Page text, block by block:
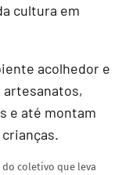
cultura em
acolhedor e
artesanatos,
e até montam
do coletivo que leva